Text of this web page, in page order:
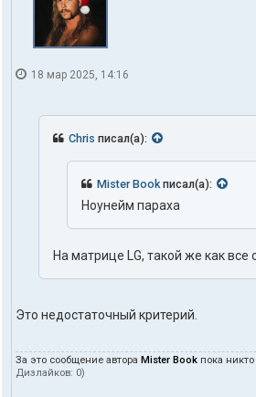
18 мар 2025, 14:16
Chris писал(а):
Mister Bookписал(а):
Ноунейм параха
На матрице LG, такой же как все
Это недостаточный критерий.
За это сообщение автора Mister Book пока
Дизлайков: 0)